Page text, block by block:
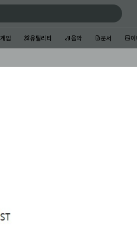
게임 유틸리티 음악 문서